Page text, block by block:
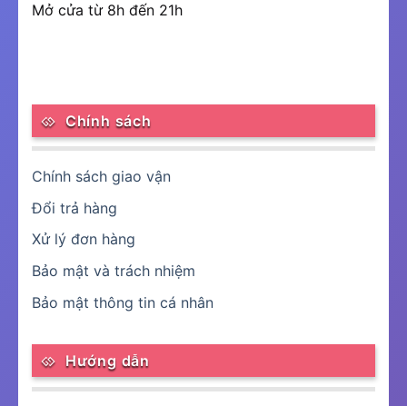
Mở cửa từ 8h đến 21h
Chính sách
Chính sách giao vận
Đổi trả hàng
Xử lý đơn hàng
Bảo mật và trách nhiệm
Bảo mật thông tin cá nhân
Hướng dẫn